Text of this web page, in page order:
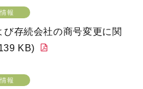
報
存続会社の商号変更に関
KB)
報